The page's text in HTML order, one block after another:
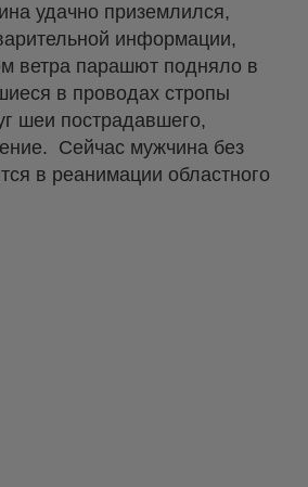
удачно приземлился,
информации,
ветра парашют подняло в
в проводах стропы
шеи пострадавшего,
Сейчас мужчина без
в реанимации областного